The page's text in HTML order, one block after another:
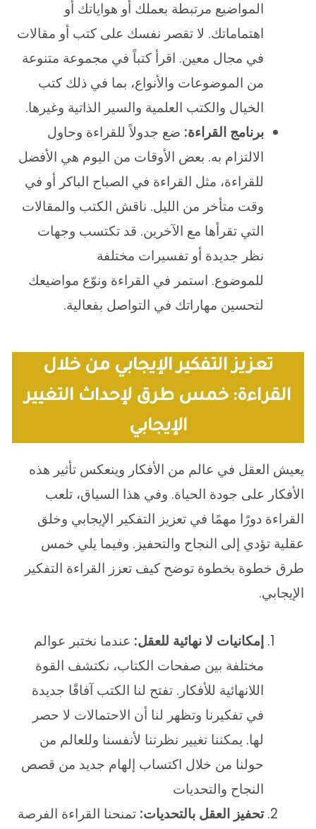
المواضيع مرتبطة بعملك أو هواياتك أو
اهتماماتك. لا تقصر نفسك على كتب أو مقالات
في مجال معين. اقرأ كتباً في مجموعة متنوعة
من الموضوعات والأنواع، بما في ذلك كتب
الخيال والكتب العلمية والسير الذاتية وغيرها.
برنامج القراءة: ضع جدولاً للقراءة وحاول
الالتزام به. بعض الأوقات من اليوم هي الأفضل
للقراءة، مثل القراءة في الصباح الباكر أو في
وقت متأخر من الليل. ناقش الكتب والمقالات
التي تقرأها مع الآخرين. قد تكتسب وجهات
نظر جديدة أو تفسيرات مختلفة
للموضوع. استمر في القراءة ونوّع مواضيعك
لتحسين مهاراتك في التواصل بفعالية.
تعزيز التفكير الإيجابي من خلال
القراءة: خمس طرق لإحداث التغيير
الإيجابي
يعيش العقل في عالم من الأفكار وينعكس تأثير هذه
الأفكار على جودة الحياة. وفي هذا السياق، تلعب
القراءة دورًا مهمًا في تعزيز التفكير الإيجابي وخلق
عقلية تؤدي إلى النجاح والتحفيز. وفيما يلي خمس
طرق خطوة بخطوة توضح كيف تعزز القراءة التفكير
الإيجابي.
إمكانيات لا نهائية للعقل: عندما نختبر عوالم
مختلفة بين صفحات الكتاب، نكتشف القوة
اللانهائية للأفكار. تفتح لنا الكتب آفاقًا جديدة
في تفكيرنا وتظهر لنا أن الاحتمالات لا حصر
لها. يمكننا تغيير نظرتنا لأنفسنا وللعالم من
حولنا من خلال اكتساب إلهام جديد من قصص
النجاح والتحديات
تحفيز العقل بالتحديات: تمنحنا القراءة الفرصة